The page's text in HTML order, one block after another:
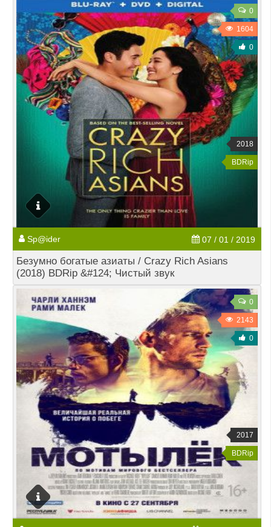
0
1604
0
2018
BDRip
Sp@ider 07 / 01 / 2019
Безумно богатые азиаты / Crazy Rich Asians
(2018) BDRip &#124; Чистый звук
0
2143
0
2017
BDRip